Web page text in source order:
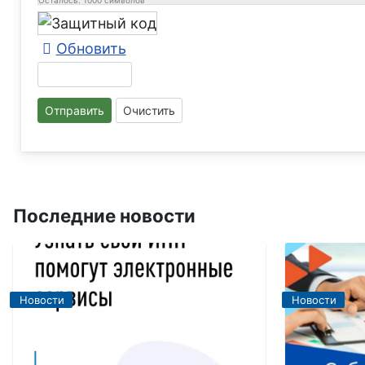
Обновить
Отправить Очистить
Последние новости
Новости Новости